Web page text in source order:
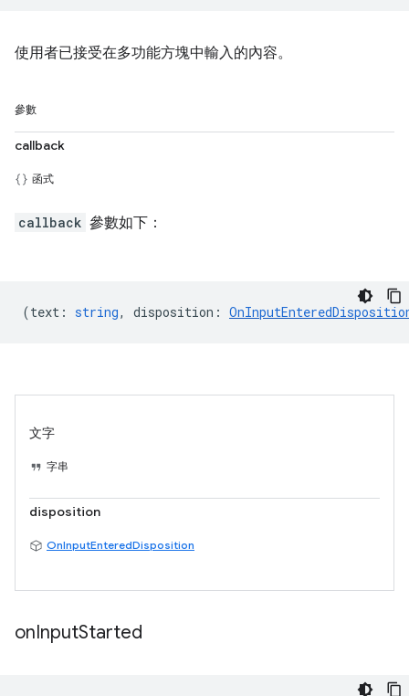
使用者已接受在多功能方塊中輸入的內容。
參數
callback
函式
callback 參數如下：
(text : string, disposition :
文字
字串
disposition
OnInputEnteredDisposition
onInputStarted